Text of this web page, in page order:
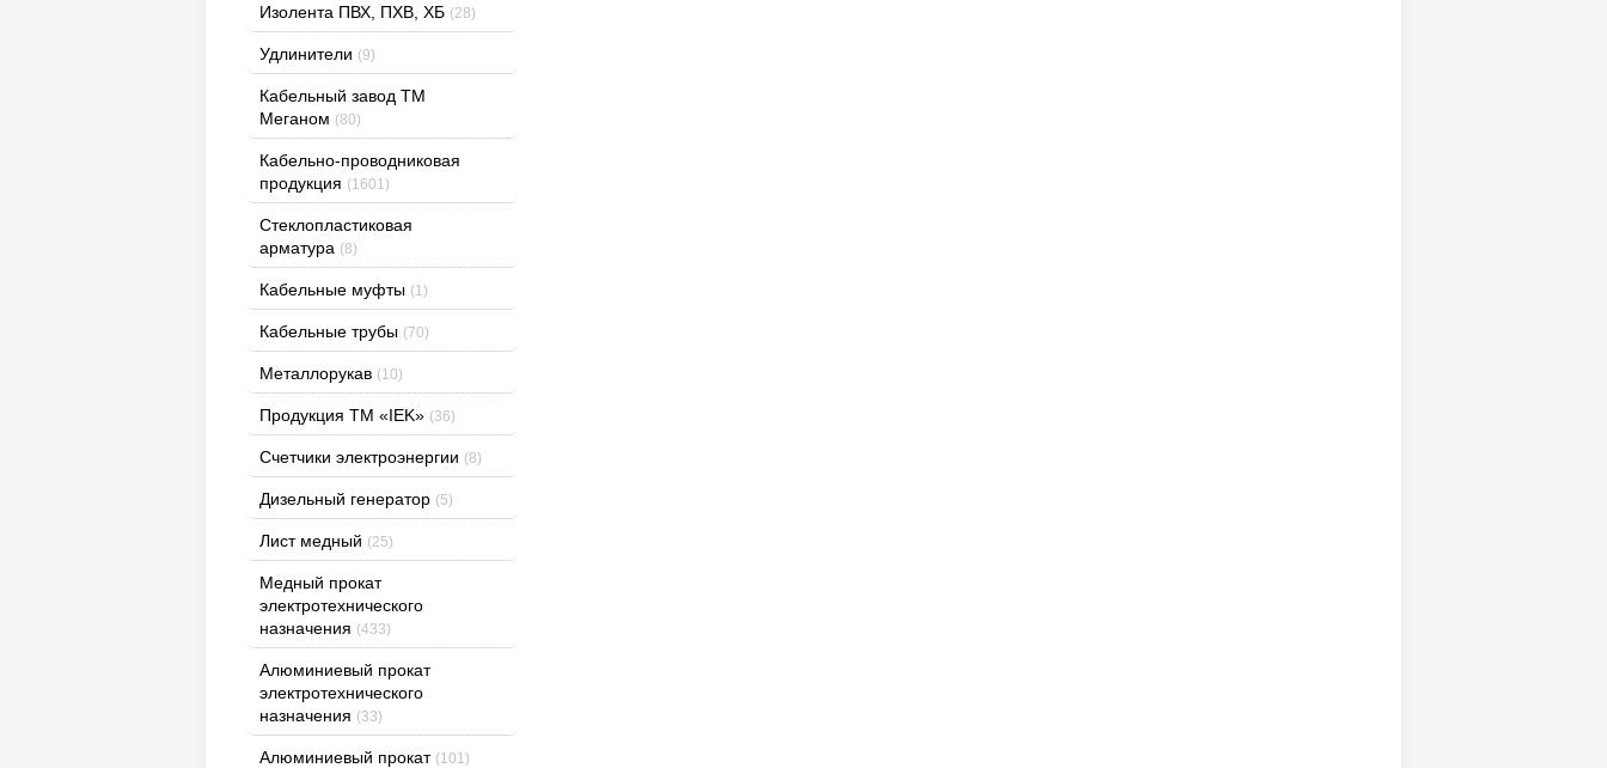
Изолента ПВХ, ПХВ, ХБ (28)
Удлинители (9)
Кабельный завод ТМ
Меганом (80)
Кабельно-проводниковая
продукция (1601)
Стеклопластиковая
арматура (8)
Кабельные муфты (1)
Кабельные трубы (70)
Металлорукав (10)
Продукция ТМ «IEK» (36)
Счетчики электроэнергии (8)
Дизельный генератор (5)
Лист медный (25)
Медный прокат
электротехнического
назначения (433)
Алюминиевый прокат
электротехнического
назначения (33)
Алюминиевый прокат (101)